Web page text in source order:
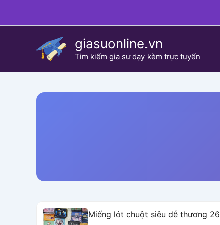
giasuonline.vn
Tim kiếm gia sư dạy kèm trực tuyến
Miếng lót chuột siêu dễ thương